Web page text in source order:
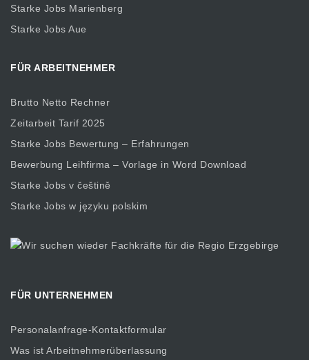
Starke Jobs Marienberg
Starke Jobs Aue
FÜR ARBEITNEHMER
Brutto Netto Rechner
Zeitarbeit Tarif 2025
Starke Jobs Bewertung – Erfahrungen
Bewerbung Leihfirma – Vorlage in Word Download
Starke Jobs v češtině
Starke Jobs w języku polskim
FÜR UNTERNEHMEN
Personalanfrage-Kontaktformular
Was ist Arbeitnehmerüberlassung